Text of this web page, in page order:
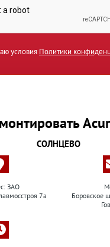
условия Политики
СОЛНЦЕВО
ЗАО
7а
Боровское